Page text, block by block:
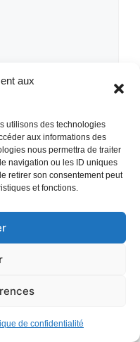
aux
utilisons des technologies
aux informations des
nous permettra de traiter
navigation ou les ID uniques
retirer son consentement peut
et fonctions.
de confidentialité